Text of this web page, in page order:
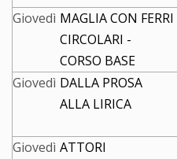
Giovedì MAGLIA CON FERRI
CIRCOLARI -
CORSO BASE
Giovedì DALLA PROSA
ALLA LIRICA
Giovedì ATTORI